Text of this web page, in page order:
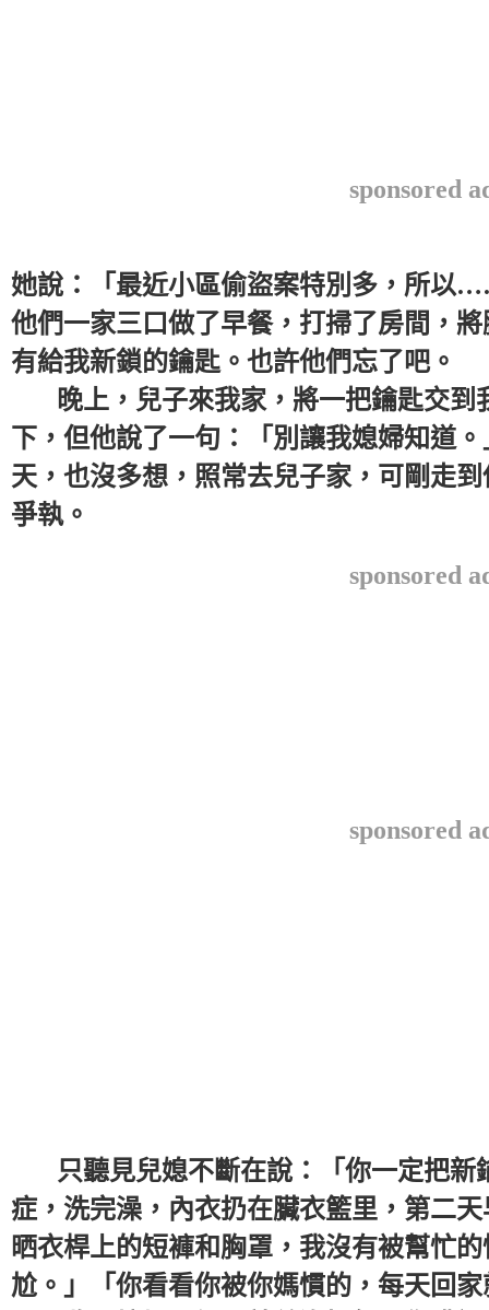
sponsored
她說：「最近小區偷盜案特別多，所以
他們一家三口做了早餐，打掃了房間，
有給我新鎖的鑰匙。也許他們忘了吧。
晚上，兒子來我家，將一把鑰匙交到
下，但他說了一句：「別讓我媳婦知道
天，也沒多想，照常去兒子家，可剛走
爭執。
sponsored
sponsored
只聽見兒媳不斷在說：「你一定把新
症，洗完澡，內衣扔在臟衣籃里，第二
晒衣桿上的短褲和胸罩，我沒有被幫忙
尬。」「你看看你被你媽慣的，每天回